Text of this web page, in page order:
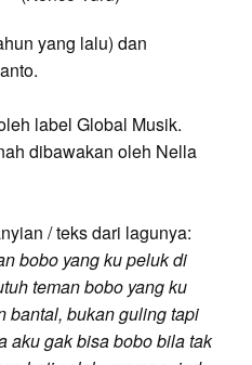
yang lalu) dan
label Global Musik.
dibawakan oleh Nella
/ teks dari lagunya:
bobo yang ku peluk di
teman bobo yang ku
bantal, bukan guling tapi
aku gak bisa bobo bila tak